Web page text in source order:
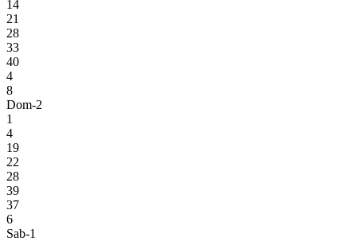
14
21
28
33
40
4
8
Dom-2
1
4
19
22
28
39
37
6
Sab-1